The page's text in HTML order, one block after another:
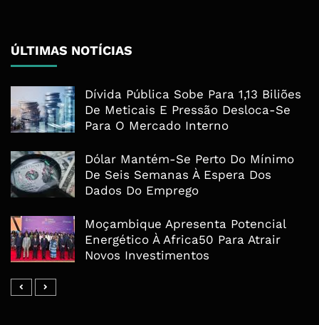
ÚLTIMAS NOTÍCIAS
Dívida Pública Sobe Para 1,13 Biliões
De Meticais E Pressão Desloca-Se
Para O Mercado Interno
Dólar Mantém-Se Perto Do Mínimo
De Seis Semanas À Espera Dos
Dados Do Emprego
Moçambique Apresenta Potencial
Energético À Africa50 Para Atrair
Novos Investimentos